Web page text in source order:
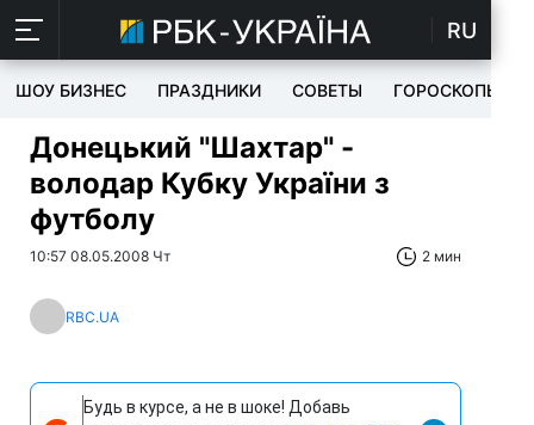
RU
ШОУ БИЗНЕС ПРАЗДНИКИ СОВЕТЫ ГОРОСКОПЫ
Донецький "Шахтар" -
володар Кубку України з
футболу
10:57 08.05.2008 Чт 2 мин
RBC.UA
Будь в курсе, а не в шоке! Добавь